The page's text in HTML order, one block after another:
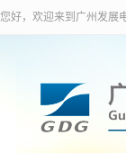
您好，欢迎来到广州发展